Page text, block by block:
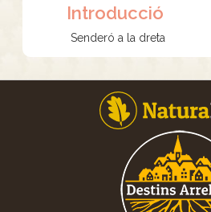
Introducció
Senderó a la dreta